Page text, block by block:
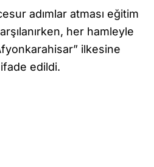
adımlar atması eğitim
her hamleyle
ilkesine
ifade edildi.